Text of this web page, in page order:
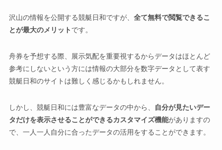
沢山の情報を公開する競艇日和ですが、 全て無料で閲覧できるこ
とが最大のメリット です。
舟券を予想する際、展示気配を重要視するからデータはほとんど
参考にしないという方には情報の大部分を数字データとして表す
競艇日和のサイトは難しく感じるかもしれません。
しかし、競艇日和には豊富なデータの中から、
自分が見たいデー
タだけを表示させることができるカスタマイズ機能がありますの
で、一人一人自分に合ったデータの活用をすることができます。